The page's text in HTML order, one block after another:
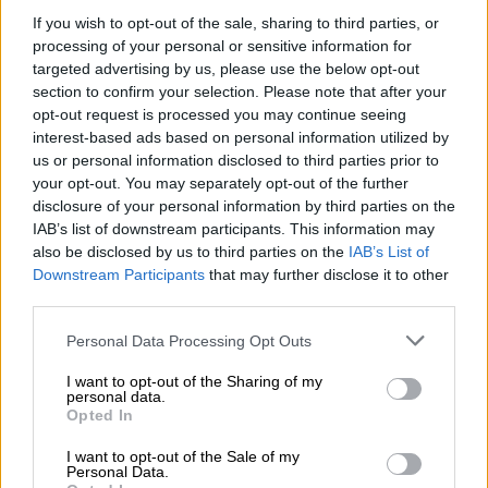
If you wish to opt-out of the sale, sharing to third parties, or
processing of your personal or sensitive information for
targeted advertising by us, please use the below opt-out
section to confirm your selection. Please note that after your
opt-out request is processed you may continue seeing
interest-based ads based on personal information utilized by
us or personal information disclosed to third parties prior to
your opt-out. You may separately opt-out of the further
disclosure of your personal information by third parties on the
IAB’s list of downstream participants. This information may
also be disclosed by us to third parties on the IAB’s List of
Downstream Participants that may further disclose it to other
Please note that this website/app uses one or more Google
not limited to your visit or usage behaviour. You may click to
grant or deny consent to Google and its third-party tags to
use your data for below specified purposes in below Google
consent section.
Personal Data Processing Opt Outs
I want to opt-out of the Sharing of my
personal data.
Opted In
I want to opt-out of the Sale of my
Personal Data.
περιθώριο να υποβάλουν αίτηση μέχρι αύριο
βράδυ.
ΔΙΑΒΑΣΤΕ ΕΠΙΣΗΣ
Οικονομία |30.04.2026 21:57
«Καταστροφή ζήτησης»: Πώς ο
πόλεμος με το Ιράν θα μπορούσε να
ισοπεδώσει την οικονομία των ΗΠΑ
υποβολής αιτήσεων θα υπάρχει
συνεχής
παρακολούθηση της λειτουργίας
πλατφόρμας, ώστε να διασφαλίζεται ηομαλή
και απρόσκοπτη εξυπηρέτηση
των πολιτών.